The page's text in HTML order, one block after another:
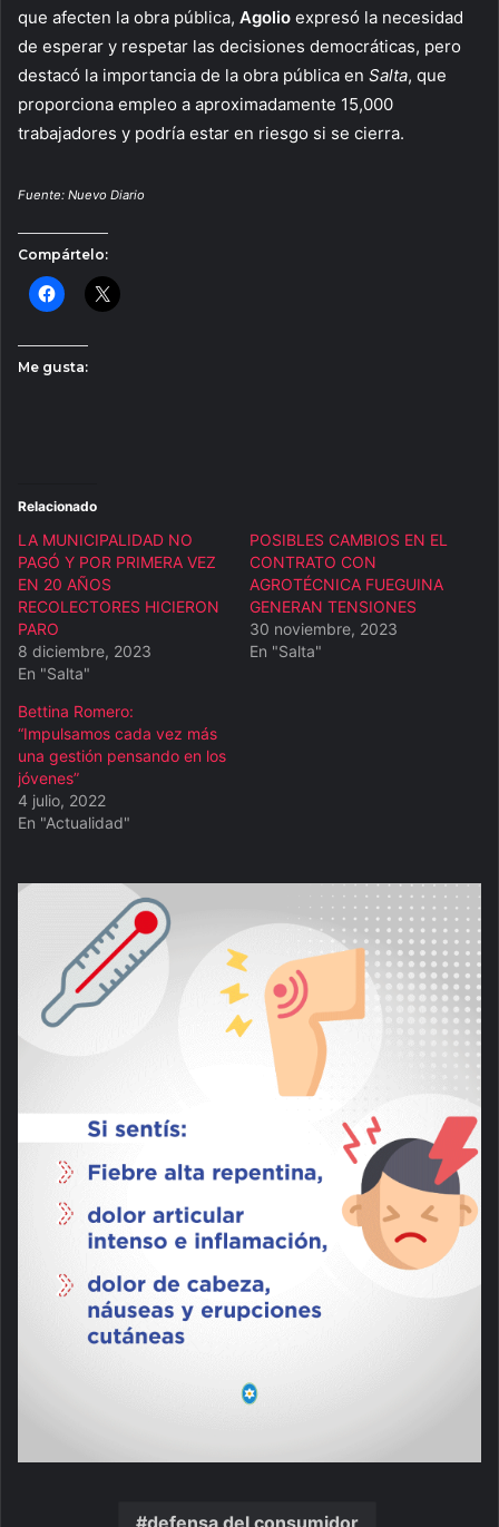
que afecten la obra pública, Agolio expresó la necesidad
de esperar y respetar las decisiones democráticas, pero
destacó la importancia de la obra pública en Salta, que
proporciona empleo a aproximadamente 15,000
trabajadores y podría estar en riesgo si se cierra.
Fuente: Nuevo Diario
Compártelo:
Me gusta:
Relacionado
LA MUNICIPALIDAD NO
PAGÓ Y POR PRIMERA VEZ
EN 20 AÑOS
RECOLECTORES HICIERON
PARO
8 diciembre, 2023
En "Salta"
POSIBLES CAMBIOS EN EL
CONTRATO CON
AGROTÉCNICA FUEGUINA
GENERAN TENSIONES
30 noviembre, 2023
En "Salta"
Bettina Romero:
“Impulsamos cada vez más
una gestión pensando en los
jóvenes”
4 julio, 2022
En "Actualidad"
defensa del consumidor